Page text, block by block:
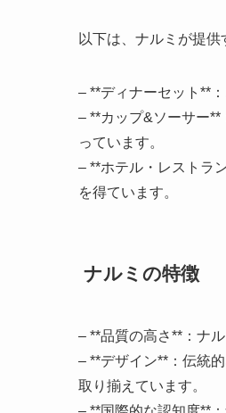
以下は、ナルミが提供
– **ディナーセット**
– **カップ&ソーサー
っています。
– **ホテル・レストラ
を得ています。
ナルミの特徴
– **品質の高さ**：ナ
– **デザイン**：伝統
取り揃えています。